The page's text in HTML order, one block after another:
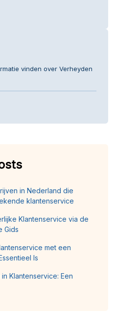
vinden over Verheyden
in Nederland die
klantenservice
Klantenservice via de
Gids
met een
Is
Klantenservice: Een